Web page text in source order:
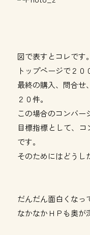
図で表すとコレです。
トップページで２０
最終の購入、問合せ
２０件。
この場合のコンバー
目標指標として、
です。
そのためにはどうし
だんだん面白くなっ
なかなかＨＰも奥が